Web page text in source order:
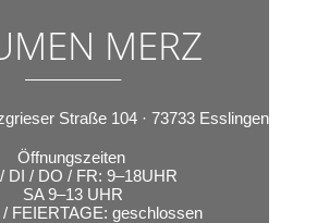
MERZ
–––––––––––
Straße 104 · 73733 Esslingen
Öffnungszeiten
DI / DO / FR: 9–18UHR
SA 9–13 UHR
FEIERTAGE: geschlossen